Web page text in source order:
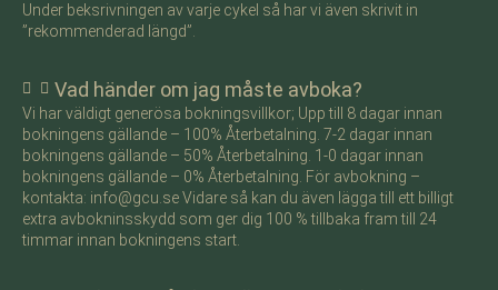
Under beksrivningen av varje cykel så har vi även skrivit in
”rekommenderad längd”.
Vad händer om jag måste avboka?
Vi har väldigt generösa bokningsvillkor; Upp till 8 dagar innan
bokningens gällande – 100% Återbetalning. 7-2 dagar innan
bokningens gällande – 50% Återbetalning. 1-0 dagar innan
bokningens gällande – 0% Återbetalning. För avbokning –
kontakta: info@gcu.se Vidare så kan du även lägga till ett billigt
extra avbokninsskydd som ger dig 100 % tillbaka fram till 24
timmar innan bokningens start.